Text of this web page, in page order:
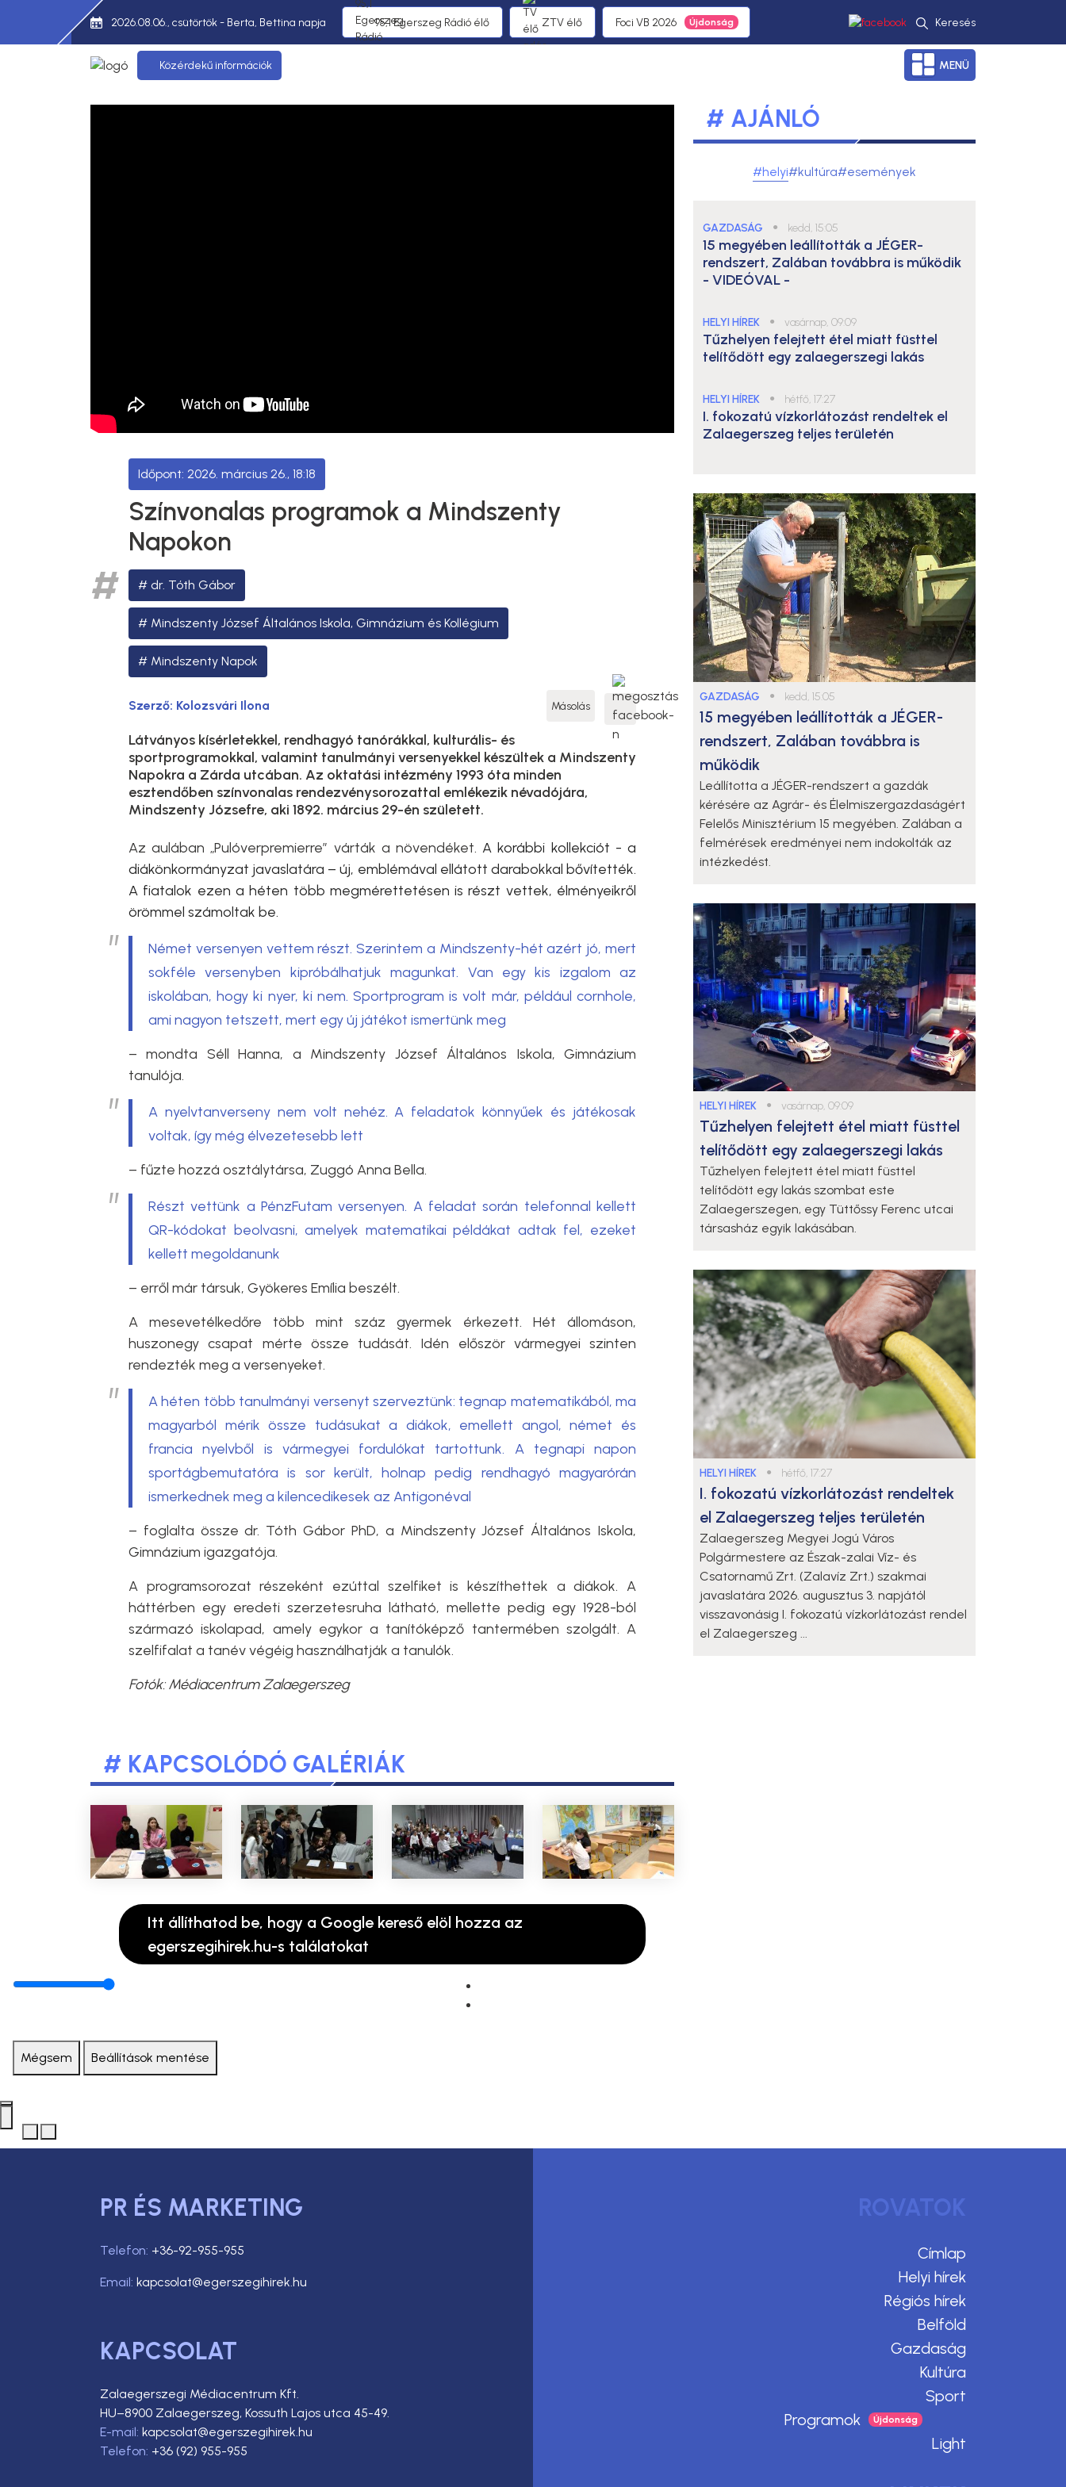
2026.08.06., csütörtök - Berta, Bettina napja 95,1 Egerszeg Rádió élő ZTV élő Foci VB 2026 Keresés
Közérdekű információk MENÜ
2026. március 26., 18:18
Színvonalas programok a Mindszenty
Napokon
dr. Tóth Gábor
Mindszenty József Általános Iskola, Gimnázium és Kollégium
Mindszenty Napok
Szerző: Kolozsvári Ilona Másolás
Látványos kísérletekkel, rendhagyó tanórákkal, kulturális- és
sportprogramokkal, valamint tanulmányi versenyekkel készültek a Mindszenty
Napokra a Zárda utcában. Az oktatási intézmény 1993 óta minden
esztendőben színvonalas rendezvénysorozattal emlékezik névadójára,
Mindszenty Józsefre, aki 1892. március 29-én született.
Az aulában „Pulóverpremierre” várták a növendéket. A korábbi kollekciót - a
diákönkormányzat javaslatára – új, emblémával ellátott darabokkal bővítették.
A fiatalok ezen a héten több megmérettetésen is részt vettek, élményeikről
örömmel számoltak be.
Német versenyen vettem részt. Szerintem a Mindszenty-hét azért jó, mert
sokféle versenyben kipróbálhatjuk magunkat. Van egy kis izgalom az
iskolában, hogy ki nyer, ki nem. Sportprogram is volt már, például cornhole,
ami nagyon tetszett, mert egy új játékot ismertünk meg
– mondta Séll Hanna, a Mindszenty József Általános Iskola, Gimnázium
tanulója.
A nyelvtanverseny nem volt nehéz. A feladatok könnyűek és játékosak
voltak, így még élvezetesebb lett
– fűzte hozzá osztálytársa, Zuggó Anna Bella.
Részt vettünk a PénzFutam versenyen. A feladat során telefonnal kellett
QR-kódokat beolvasni, amelyek matematikai példákat adtak fel, ezeket
kellett megoldanunk
– erről már társuk, Gyökeres Emília beszélt.
A mesevetélkedőre több mint száz gyermek érkezett. Hét állomáson,
huszonegy csapat mérte össze tudását. Idén először vármegyei szinten
rendezték meg a versenyeket.
A héten több tanulmányi versenyt szerveztünk: tegnap matematikából, ma
magyarból mérik össze tudásukat a diákok, emellett angol, német és
francia nyelvből is vármegyei fordulókat tartottunk. A tegnapi napon
sportágbemutatóra is sor került, holnap pedig rendhagyó magyarórán
ismerkednek meg a kilencedikesek az Antigonéval
– foglalta össze dr. Tóth Gábor PhD, a Mindszenty József Általános Iskola,
Gimnázium igazgatója.
A programsorozat részeként ezúttal szelfiket is készíthettek a diákok. A
háttérben egy eredeti szerzetesruha látható, mellette pedig egy 1928-ból
származó iskolapad, amely egykor a tanítóképző tantermében szolgált. A
szelfifalat a tanév végéig használhatják a tanulók.
Fotók:Médiacentrum Zalaegerszeg
# KAPCSOLÓDÓ GALÉRIÁK
Itt állíthatod be, hogy a Google kereső elöl hozza az
egerszegihirek.hu-s találatokat
# AJÁNLÓ
#helyi#kultúra#események
GAZDASÁG ● kedd, 15:05
15 megyében leállították a JÉGER-
rendszert, Zalában továbbra is működik
- VIDEÓVAL -
HELYI HÍREK ● vasárnap, 09:09
Tűzhelyen felejtett étel miatt füsttel
telítődött egy zalaegerszegi lakás
HELYI HÍREK ● hétfő, 17:27
I. fokozatú vízkorlátozást rendeltek el
Zalaegerszeg teljes területén
GAZDASÁG ● kedd, 15:05
15 megyében leállították a JÉGER-
rendszert, Zalában továbbra is
működik
Leállította a JÉGER-rendszert a gazdák
kérésére az Agrár- és Élelmiszergazdaságért
Felelős Minisztérium 15 megyében. Zalában a
felmérések eredményei nem indokolták az
intézkedést.
HELYI HÍREK ● vasárnap, 09:09
Tűzhelyen felejtett étel miatt füsttel
telítődött egy zalaegerszegi lakás
Tűzhelyen felejtett étel miatt füsttel
telítődött egy lakás szombat este
Zalaegerszegen, egy Tüttőssy Ferenc utcai
társasház egyik lakásában.
HELYI HÍREK ● hétfő, 17:27
I. fokozatú vízkorlátozást rendeltek
el Zalaegerszeg teljes területén
Zalaegerszeg Megyei Jogú Város
Polgármestere az Észak-zalai Víz- és
Csatornamű Zrt. (Zalavíz Zrt.) szakmai
javaslatára 2026. augusztus 3. napjától
visszavonásig I. fokozatú vízkorlátozást rendel
el Zalaegerszeg ...
Mégsem Beállítások mentése
PR ÉS MARKETING
Telefon: +36-92-955-955
Email: kapcsolat@egerszegihirek.hu
KAPCSOLAT
Zalaegerszegi Médiacentrum Kft.
HU–8900 Zalaegerszeg, Kossuth Lajos utca 45-49.
E-mail: kapcsolat@egerszegihirek.hu
Telefon: +36 (92) 955-955
ROVATOK
Címlap
Helyi hírek
Régiós hírek
Belföld
Gazdaság
Kultúra
Sport
Programok
Light